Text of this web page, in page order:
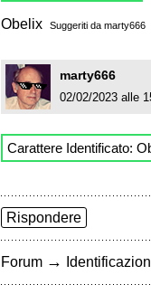
Obelix Suggeriti da marty666
marty666
02/02/2023 alle
Carattere Identificato:
Rispondere
Forum →